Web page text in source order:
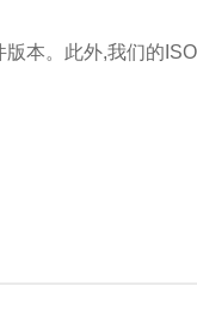
本。此外,我们的